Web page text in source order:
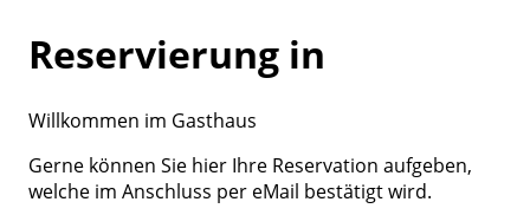
Reservierung in
Willkommen im Gasthaus
Gerne können Sie hier Ihre Reservation aufgeben,
welche im Anschluss per eMail bestätigt wird.